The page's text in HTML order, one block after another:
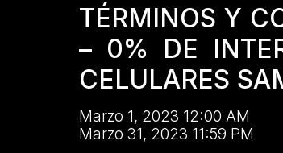
TÉRMINOS Y
– 0% DE
CELULARES
Marzo 1, 2023 12:00 AM
Marzo 31, 2023 11:59 PM